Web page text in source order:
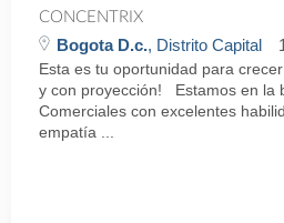
CONCENTRIX
Bogota D.c., Distrito Capital
Esta es tu oportunidad para
y con proyección! Estamos en la
Comerciales con excelentes
empatía ...